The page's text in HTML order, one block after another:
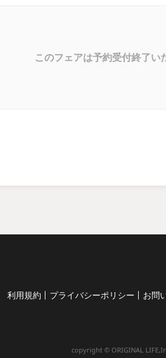
このフェアは予約受付終了い
利用規約 プライバシーポリシー お問
copyright © ORIGINAL